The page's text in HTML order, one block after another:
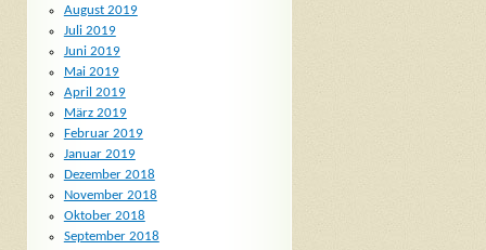
August 2019
Juli 2019
Juni 2019
Mai 2019
April 2019
März 2019
Februar 2019
Januar 2019
Dezember 2018
November 2018
Oktober 2018
September 2018